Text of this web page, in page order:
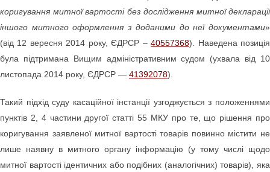
коригування митної вартості без дослідження митної декларації
іншого митного оформлення з доданими до неї документами»
(від 12 вересня 2014 року, ЄДРСР –40557368). Наведена позиція
була підтримана Вищим адміністративним судом (ухвала від 10
листопада 2014 року, ЄДРСР — 41392078).
Такий підхід суду касаційної інстанції узгоджується з положеннями
пунктів 2, 4 частини другої статті 55 МКУ про те, що рішення про
коригування заявленої митної вартості товарів повинно містити не
лише наявну в митного органу інформацію (у тому числі щодо
митної вартості ідентичних або подібних (аналогічних) товарів), яка